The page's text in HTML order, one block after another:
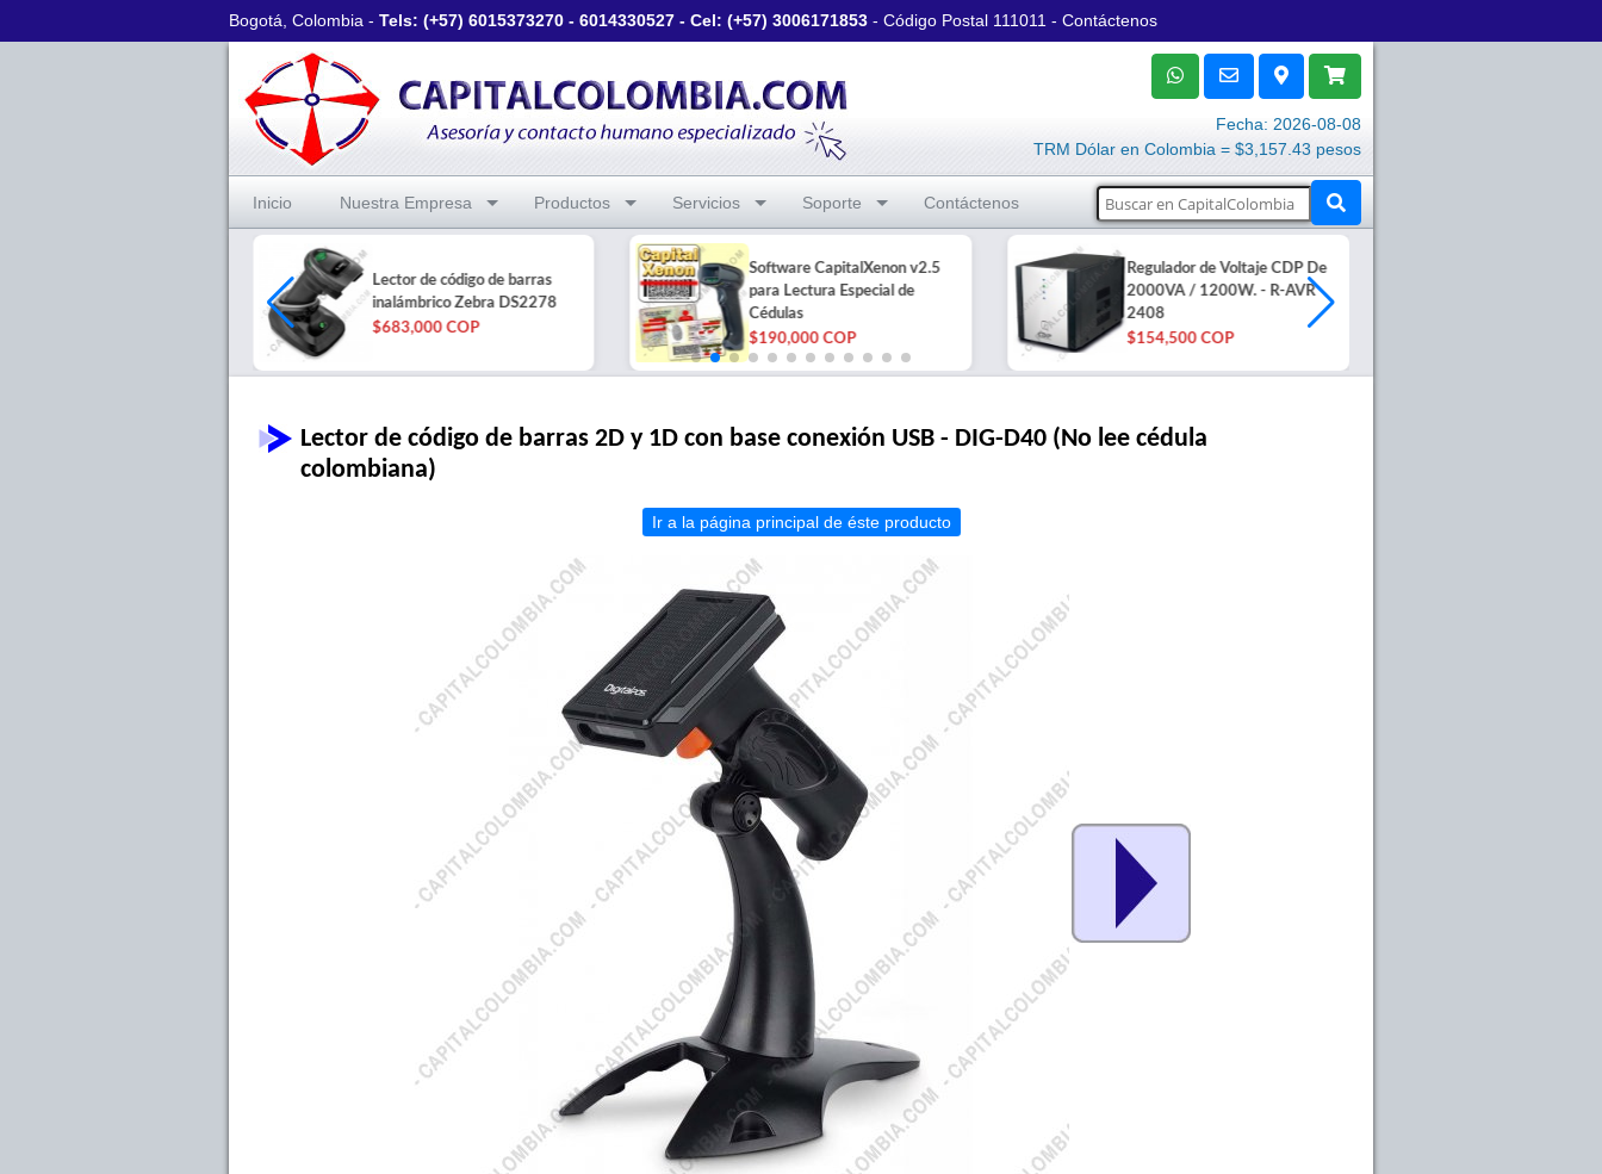
Bogotá, Colombia - Tels: (+57) 6015373270 - 6014330527 - Cel: (+57) 3006171853 - Código Postal 111011 - Contáctenos
Fecha: 2026-08-08
TRM Dólar en Colombia = $3,157.43 pesos
Inicio Nuestra Empresa Productos Servicios Soporte Contáctenos
Lector de código de barras
inalámbrico Zebra DS2278
$683,000 COP
Software CapitalXenon v2.5
para Lectura Especial de
Cédulas
$190,000 COP
Regulador de Voltaje CDP De
2000VA / 1200W. - R-AVR
2408
$154,500 COP
Lector de código de barras 2D y 1D con base conexión USB - DIG-D40 (No lee cédula
colombiana)
Ir a la página principal de éste producto